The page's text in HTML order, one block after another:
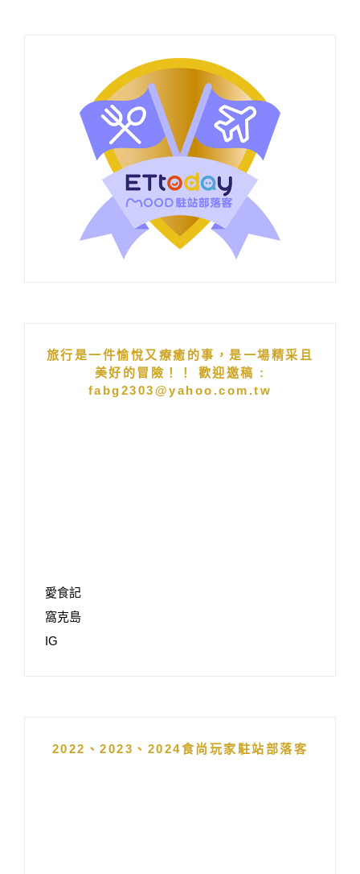
旅行是一件愉悅又療癒的事，是一場精采且
美好的冒險！！ 歡迎邀稿 :
fabg2303@yahoo.com.tw
愛食記
窩克島
IG
2022、2023、2024食尚玩家駐站部落客